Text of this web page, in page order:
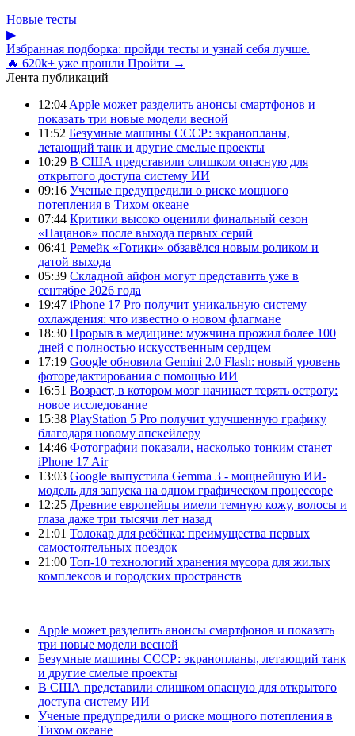
Новые тесты
▶
Избранная подборка: пройди тесты и узнай себя лучше.
🔥 620k+ уже прошли Пройти →
Лента публикаций
12:04 Apple может разделить анонсы смартфонов и
показать три новые модели весной
11:52 Безумные машины СССР: экранопланы,
летающий танк и другие смелые проекты
10:29 В США представили слишком опасную для
открытого доступа систему ИИ
09:16 Ученые предупредили о риске мощного
потепления в Тихом океане
07:44 Критики высоко оценили финальный сезон
«Пацанов» после выхода первых серий
06:41 Ремейк «Готики» обзавёлся новым роликом и
датой выхода
05:39 Складной айфон могут представить уже в
сентябре 2026 года
19:47 iPhone 17 Pro получит уникальную систему
охлаждения: что известно о новом флагмане
18:30 Прорыв в медицине: мужчина прожил более 100
дней с полностью искусственным сердцем
17:19 Google обновила Gemini 2.0 Flash: новый уровень
фоторедактирования с помощью ИИ
16:51 Возраст, в котором мозг начинает терять остроту:
новое исследование
15:38 PlayStation 5 Pro получит улучшенную графику
благодаря новому апскейлеру
14:46 Фотографии показали, насколько тонким станет
iPhone 17 Air
13:03 Google выпустила Gemma 3 - мощнейшую ИИ-
модель для запуска на одном графическом процессоре
12:25 Древние европейцы имели темную кожу, волосы и
глаза даже три тысячи лет назад
21:01 Толокар для ребёнка: преимущества первых
самостоятельных поездок
21:00 Топ-10 технологий хранения мусора для жилых
комплексов и городских пространств
Apple может разделить анонсы смартфонов и показать
три новые модели весной
Безумные машины СССР: экранопланы, летающий танк
и другие смелые проекты
В США представили слишком опасную для открытого
доступа систему ИИ
Ученые предупредили о риске мощного потепления в
Тихом океане